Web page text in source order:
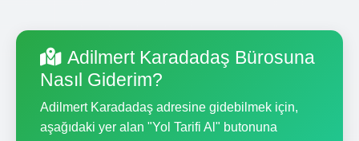
Adilmert Karadadaş Bürosuna
Nasıl Giderim?
Adilmert Karadadaş adresine gidebilmek için,
aşağıdaki yer alan "Yol Tarifi Al" butonuna